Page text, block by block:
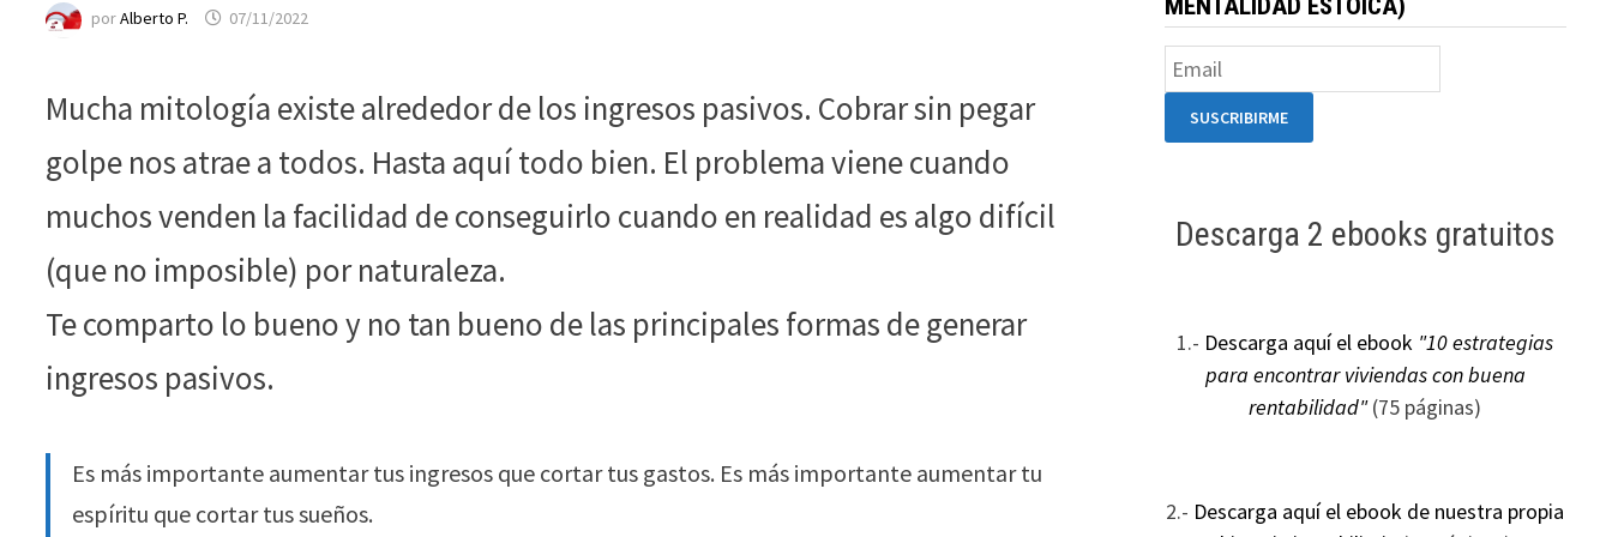
porAlberto P. 07/11/2022
Mucha mitología existe alrededor de los ingresos pasivos. Cobrar sin pegar
golpe nos atrae a todos. Hasta aquí todo bien. El problema viene cuando
muchos venden la facilidad de conseguirlo cuando en realidad es algo difícil
(que no imposible) por naturaleza.
Te comparto lo bueno y no tan bueno de las principales formas de generar
ingresos pasivos.
Es más importante aumentar tus ingresos que cortar tus gastos. Es más importante aumentar tu
espíritu que cortar tus sueños.
MENTALIDAD ESTOICA)
Descarga 2 ebooks gratuitos
1.- Descarga aquí el ebook "10 estrategias
para encontrar viviendas con buena
rentabilidad"(75 páginas)
2.- Descarga aquí el ebook de nuestra propia
web.
Estadísticas
Para que
podamos
mejorar la
funcionalidad
y estructura
de la web, en
base a cómo
se usa la web.
Para que
nuestra web
funcione lo